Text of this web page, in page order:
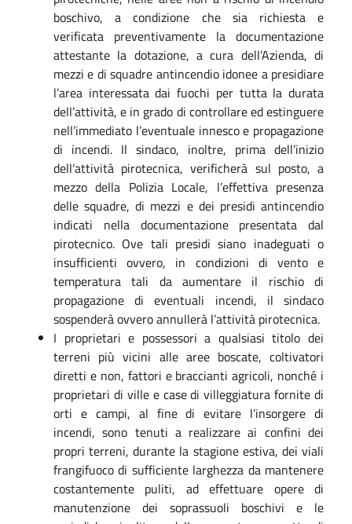
boschivo, a condizione che sia richiesta e
verificata preventivamente la documentazione
attestante la dotazione, a cura dell’Azienda, di
mezzi e di squadre antincendio idonee a presidiare
l’area interessata dai fuochi per tutta la durata
dell’attività, e in grado di controllare ed estinguere
nell’immediato l’eventuale innesco e propagazione
di incendi. Il sindaco, inoltre, prima dell’inizio
dell’attività pirotecnica, verificherà sul posto, a
mezzo della Polizia Locale, l’effettiva presenza
delle squadre, di mezzi e dei presidi antincendio
indicati nella documentazione presentata dal
pirotecnico. Ove tali presidi siano inadeguati o
insufficienti ovvero, in condizioni di vento e
temperatura tali da aumentare il rischio di
propagazione di eventuali incendi, il sindaco
sospenderà ovvero annullerà l’attività pirotecnica.
I proprietari e possessori a qualsiasi titolo dei
terreni più vicini alle aree boscate, coltivatori
diretti e non, fattori e braccianti agricoli, nonché i
proprietari di ville e case di villeggiatura fornite di
orti e campi, al fine di evitare l’insorgere di
incendi, sono tenuti a realizzare ai confini dei
propri terreni, durante la stagione estiva, dei viali
frangifuoco di sufficiente larghezza da mantenere
costantemente puliti, ad effettuare opere di
manutenzione dei soprassuoli boschivi e le